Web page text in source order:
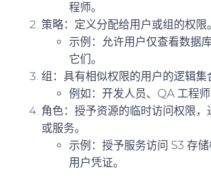
程师。
策略：定义分配给用户或组的权限。
示例：允许用户仅查看数据
它们。
组 ：具有相似权限的用户的逻辑集
例如：开发人员、QA 工程师
角色：授予资源的临时访问权限
或服务。
示例：授予服务访问 S3 存
用户凭证。